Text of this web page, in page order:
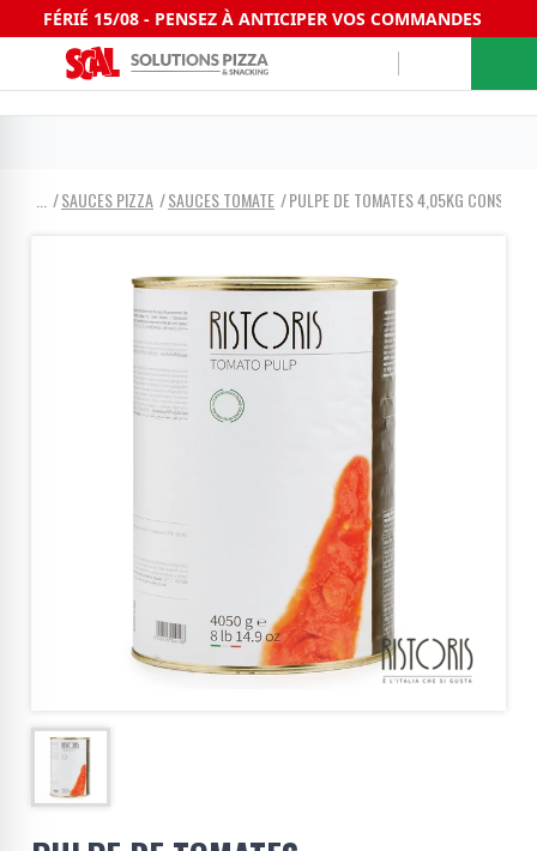
FÉRIÉ 15/08 - PENSEZ À ANTICIPER VOS COMMANDES
SAUCES PIZZA SAUCES TOMATE PULPE DE TOMATES 4,05KG CONS 5/1